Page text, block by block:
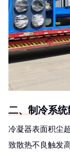
二、制冷系
冷凝器表面积尘
致散热不良触发